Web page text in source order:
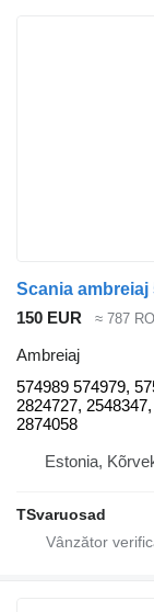
Scania ambreiaj
150 EUR
≈ 787
Ambreiaj
574989 574979,
2824727,
2874058
Estonia,
TSvaruosad